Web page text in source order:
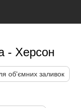
- Херсон
об'ємних заливок